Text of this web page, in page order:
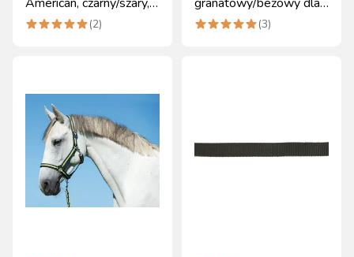
250 cm, Covalliero
(2)
koni, roz. Full, Covalliero
(3)